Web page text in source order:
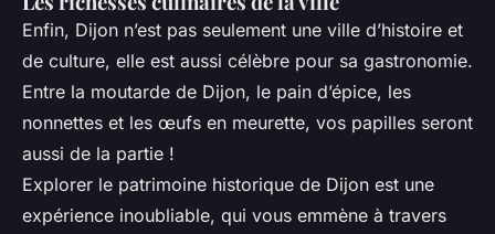
Enfin, Dijon n’est pas seulement une ville d’histoire et
de culture, elle est aussi célèbre pour sa gastronomie.
Entre la moutarde de Dijon, le pain d’épice, les
nonnettes et les œufs en meurette, vos papilles seront
aussi de la partie !
Explorer le patrimoine historique de Dijon est une
expérience inoubliable, qui vous emmène à travers